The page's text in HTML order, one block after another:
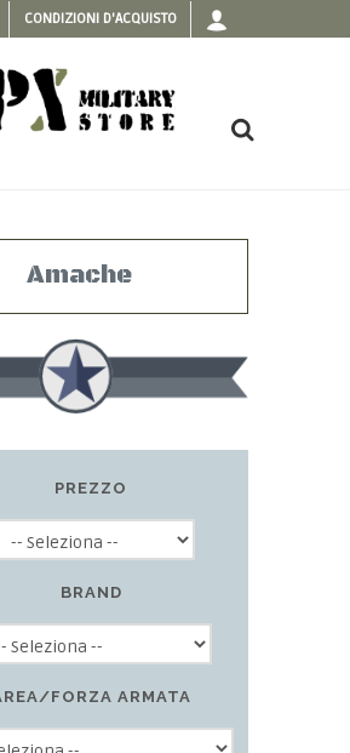
CONDIZIONI D'ACQUISTO
Amache
PREZZO
BRAND
FORZA ARMATA